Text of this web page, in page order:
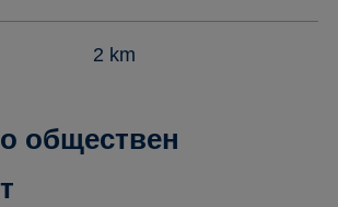
2 km
обществен